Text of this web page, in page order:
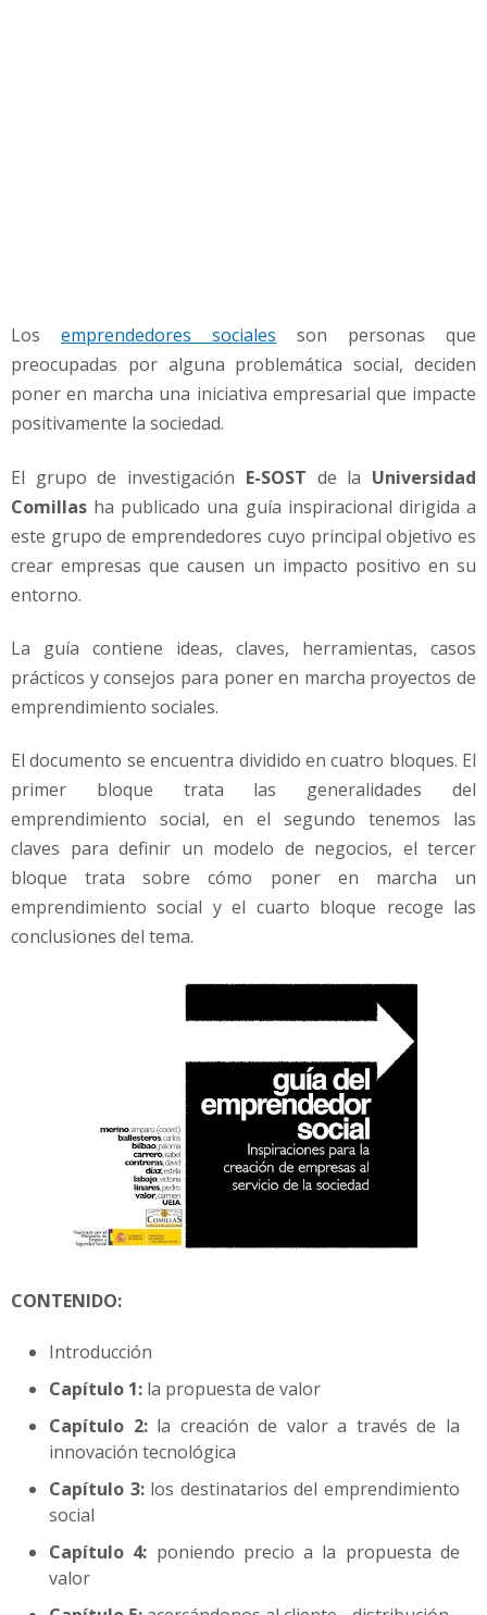
Los emprendedores sociales son personas que
preocupadas por alguna problemática social, deciden
poner en marcha una iniciativa empresarial que impacte
positivamente la sociedad.
El grupo de investigación E-SOST de la Universidad
Comillas ha publicado una guía inspiracional dirigida a
este grupo de emprendedores cuyo principal objetivo es
crear empresas que causen un impacto positivo en su
entorno.
La guía contiene ideas, claves, herramientas, casos
prácticos y consejos para poner en marcha proyectos de
emprendimiento sociales.
El documento se encuentra dividido en cuatro bloques. El
primer bloque trata las generalidades del
emprendimiento social, en el segundo tenemos las
claves para definir un modelo de negocios, el tercer
bloque trata sobre cómo poner en marcha un
emprendimiento social y el cuarto bloque recoge las
conclusiones del tema.
CONTENIDO:
Introducción
Capítulo 1: la propuesta de valor
Capítulo 2:la creación de valor a través de la
innovación tecnológica
Capítulo 3:los destinatarios del emprendimiento
social
Capítulo 4: poniendo precio a la propuesta de
valor